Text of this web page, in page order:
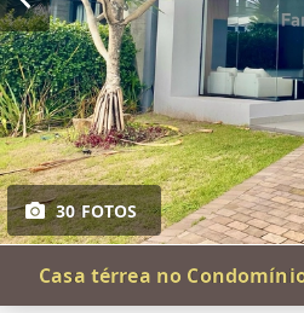
30 FOTOS
Casa térrea no